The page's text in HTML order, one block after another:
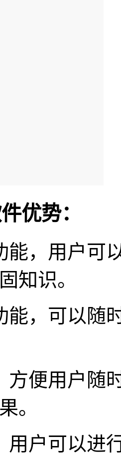
优势：
能，用户可
知识。
能，可以随
方便用户随
。
用户可以进